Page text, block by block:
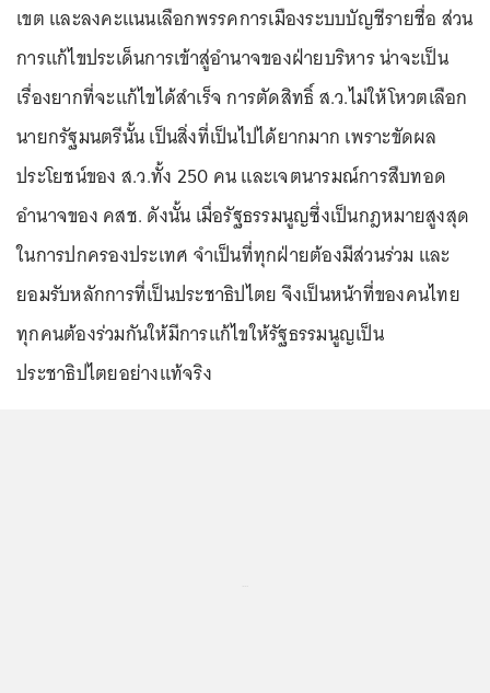
เขต และลงคะแนนเลือกพรรคการเมืองระบบบัญชีรายชื่อ ส่วน
การแก้ไขประเด็นการเข้าสู่อำนาจของฝ่ายบริหาร น่าจะเป็น
เรื่องยากที่จะแก้ไขได้สำเร็จ การตัดสิทธิ์ ส.ว.ไม่ให้โหวตเลือก
นายกรัฐมนตรีนั้น เป็นสิ่งที่เป็นไปได้ยากมาก เพราะขัดผล
ประโยชน์ของ ส.ว.ทั้ง 250 คน และเจตนารมณ์การสืบทอด
อำนาจของ คสช. ดังนั้น เมื่อรัฐธรรมนูญซึ่งเป็นกฎหมายสูงสุด
ในการปกครองประเทศ จำเป็นที่ทุกฝ่ายต้องมีส่วนร่วม และ
ยอมรับหลักการที่เป็นประชาธิปไตย จึงเป็นหน้าที่ของคนไทย
ทุกคนต้องร่วมกันให้มีการแก้ไขให้รัฐธรรมนูญเป็น
ประชาธิปไตยอย่างแท้จริง